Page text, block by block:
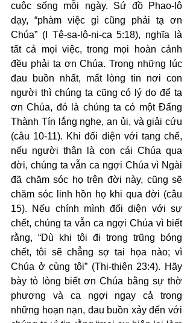
cuộc sống mỗi ngày. Sứ đồ Phao-lô
dạy, “phàm việc gì cũng phải tạ ơn
Chúa” (I Tê-sa-lô-ni-ca 5:18), nghĩa là
tất cả mọi việc, trong mọi hoàn cảnh
đều phải tạ ơn Chúa. Trong những lúc
đau buồn nhất, mất lòng tin nơi con
người thì chúng ta cũng có lý do để tạ
ơn Chúa, đó là chúng ta có một Đấng
Thành Tín lắng nghe, an ủi, và giải cứu
(câu 10-11). Khi đối diện với tang chế,
nếu người thân là con cái Chúa qua
đời, chúng ta vẫn ca ngợi Chúa vì Ngài
đã chăm sóc họ trên đời này, cũng sẽ
chăm sóc linh hồn họ khi qua đời (câu
15). Nếu chính mình đối diện với sự
chết, chúng ta vẫn ca ngợi Chúa vì biết
rằng, “Dù khi tôi đi trong trũng bóng
chết, tôi sẽ chẳng sợ tai họa nào; vì
Chúa ở cùng tôi” (Thi-thiên 23:4). Hãy
bày tỏ lòng biết ơn Chúa bằng sự thờ
phượng và ca ngợi ngay cả trong
những hoạn nạn, đau buồn xảy đến với